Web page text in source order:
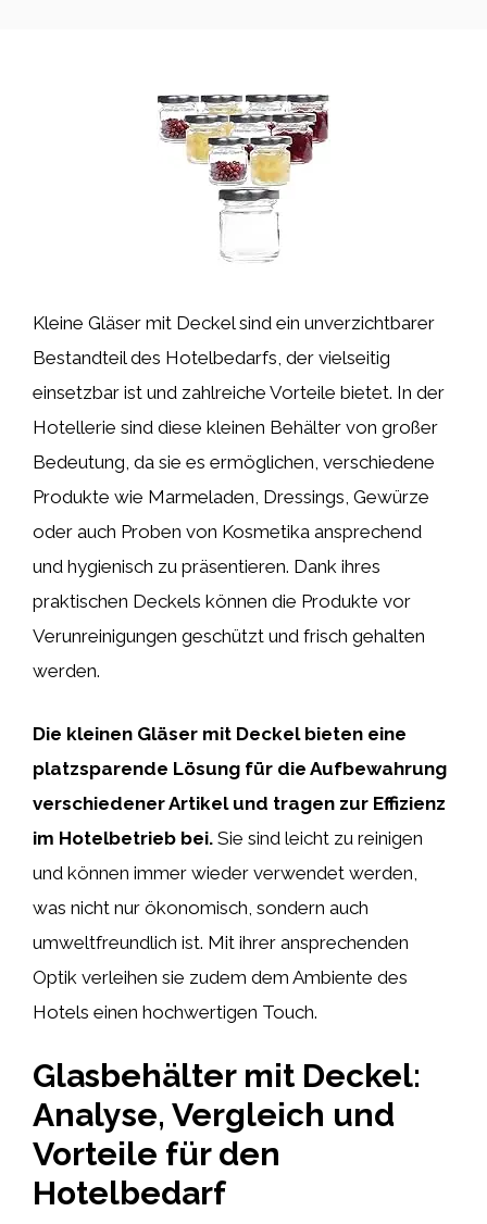
Kleine Gläser mit Deckel sind ein unverzichtbarer
Bestandteil des Hotelbedarfs, der vielseitig
einsetzbar ist und zahlreiche Vorteile bietet. In der
Hotellerie sind diese kleinen Behälter von großer
Bedeutung, da sie es ermöglichen, verschiedene
Produkte wie Marmeladen, Dressings, Gewürze
oder auch Proben von Kosmetika ansprechend
und hygienisch zu präsentieren. Dank ihres
praktischen Deckels können die Produkte vor
Verunreinigungen geschützt und frisch gehalten
werden.
Die kleinen Gläser mit Deckel bieten eine
platzsparende Lösung für die Aufbewahrung
verschiedener Artikel und tragen zur Effizienz
im Hotelbetrieb bei. Sie sind leicht zu reinigen
und können immer wieder verwendet werden,
was nicht nur ökonomisch, sondern auch
umweltfreundlich ist. Mit ihrer ansprechenden
Optik verleihen sie zudem dem Ambiente des
Hotels einen hochwertigen Touch.
Glasbehälter mit Deckel:
Analyse, Vergleich und
Vorteile für den
Hotelbedarf